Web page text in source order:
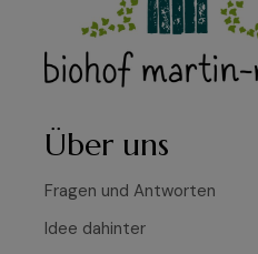
Über uns
Fragen und Antworten
Idee dahinter